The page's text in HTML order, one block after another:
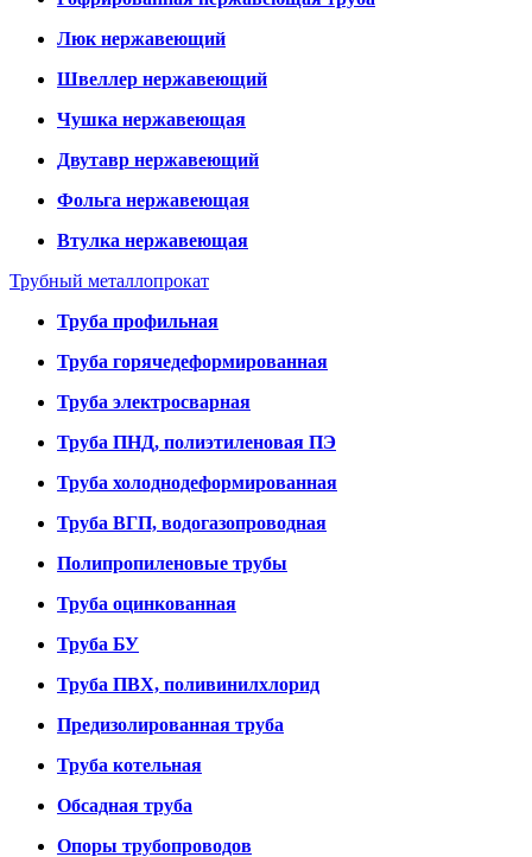
Люк нержавеющий
Швеллер нержавеющий
Чушка нержавеющая
Двутавр нержавеющий
Фольга нержавеющая
Втулка нержавеющая
Трубный металлопрокат
Труба профильная
Труба горячедеформированная
Труба электросварная
Труба ПНД, полиэтиленовая ПЭ
Труба холоднодеформированная
Труба ВГП, водогазопроводная
Полипропиленовые трубы
Труба оцинкованная
Труба БУ
Труба ПВХ, поливинилхлорид
Предизолированная труба
Труба котельная
Обсадная труба
Опоры трубопроводов